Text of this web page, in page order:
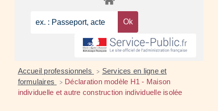
Accueil professionnels > Services en ligne et
formulaires
> Déclaration modèle H1 - Maison
individuelle et autre construction individuelle isolée